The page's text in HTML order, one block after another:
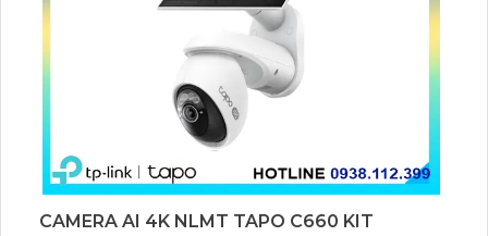
CAMERA AI 4K NLMT TAPO C660 KIT